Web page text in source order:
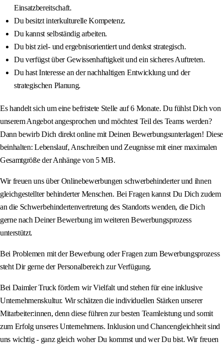
Einsatzbereitschaft.
Du besitzt interkulturelle Kompetenz.
Du kannst selbständig arbeiten.
Du bist ziel- und ergebnisorientiert und denkst strategisch.
Du verfügst über Gewissenhaftigkeit und ein sicheres Auftreten.
Du hast Interesse an der nachhaltigen Entwicklung und der
strategischen Planung.
Es handelt sich um eine befristete Stelle auf 6 Monate. Du fühlst Dich von
unserem Angebot angesprochen und möchtest Teil des Teams werden?
Dann bewirb Dich direkt online mit Deinen Bewerbungsunterlagen! Diese
beinhalten: Lebenslauf, Anschreiben und Zeugnisse mit einer maximalen
Gesamtgröße der Anhänge von 5 MB.
Wir freuen uns über Onlinebewerbungen schwerbehinderter und ihnen
gleichgestellter behinderter Menschen. Bei Fragen kannst Du Dich zudem
an die Schwerbehindertenvertretung des Standorts wenden, die Dich
gerne nach Deiner Bewerbung im weiteren Bewerbungsprozess
unterstützt.
Bei Problemen mit der Bewerbung oder Fragen zum Bewerbungsprozess
steht Dir gerne der Personalbereich zur Verfügung.
Bei Daimler Truck fördern wir Vielfalt und stehen für eine inklusive
Unternehmenskultur. Wir schätzen die individuellen Stärken unserer
Mitarbeiter:innen, denn diese führen zur besten Teamleistung und somit
zum Erfolg unseres Unternehmens. Inklusion und Chancengleichheit sind
uns wichtig - ganz gleich woher Du kommst und wer Du bist. Wir freuen